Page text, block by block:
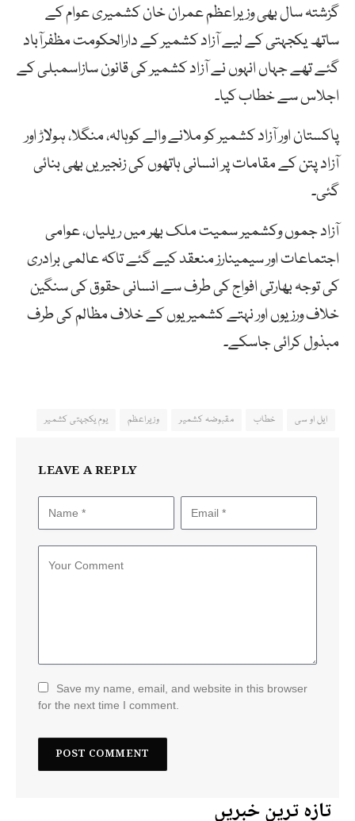
گزشتہ سال بھی وزیراعظم عمران خان کشمیری عوام کے
ساتھ یکجہتی کے لیے آزاد کشمیر کے دارالحکومت مظفرآباد
گئے تھے جہاں انہوں نے آزاد کشمیر کی قانون سازاسمبلی کے
اجلاس سے خطاب کیا۔
پاکستان اور آزاد کشمیر کو ملانے والے کوہالہ، منگلا، ہولاڑ اور
آزاد پتن کے مقامات پر انسانی ہاتھوں کی زنجیریں بھی بنائی
گئی۔
آزاد جموں وکشمیر سمیت ملک بھر میں ریلیاں، عوامی
اجتماعات اور سیمینارز منعقد کیے گئے تاکہ عالمی برادری
کی توجہ بھارتی افواج کی طرف سے انسانی حقوق کی سنگین
خلاف ورزیوں اور نہتے کشمیریوں کے خلاف مظالم کی طرف
مبذول کرائی جاسکے۔
ایل او سی خطاب مقبوضہ کشمیر وزیراعظم یوم یکجہتی کشمیر
LEAVE A REPLY
Save my name, email, and website in this browser
for the next time I comment.
تازہ ترین خبریں